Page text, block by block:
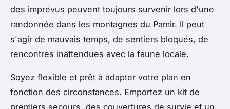
des imprévus peuvent toujours survenir lors d'une
randonnée dans les montagnes du Pamir. Il peut
s'agir de mauvais temps, de sentiers bloqués, de
rencontres inattendues avec la faune locale.
Soyez flexible et prêt à adapter votre plan en
fonction des circonstances. Emportez un kit de
premiers secours, des couvertures de survie et un